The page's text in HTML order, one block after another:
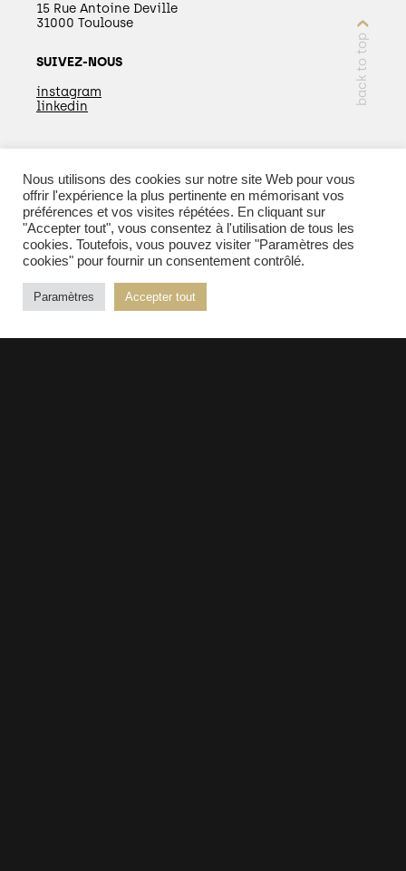
15 Rue Antoine Deville
31000 Toulouse
SUIVEZ-NOUS
instagram
linkedin
EN SAVOIR PLUS
© 2026 Kopper - Tous droits réservés |
légales| Réalisation :PURE
back to top
Nous utilisons des cookies sur notre site Web pour vous
offrir l'expérience la plus pertinente en mémorisant vos
préférences et vos visites répétées. En cliquant sur
"Accepter tout", vous consentez à l'utilisation de tous les
cookies. Toutefois, vous pouvez visiter "Paramètres des
cookies" pour fournir un consentement contrôlé.
Paramètres Accepter tout